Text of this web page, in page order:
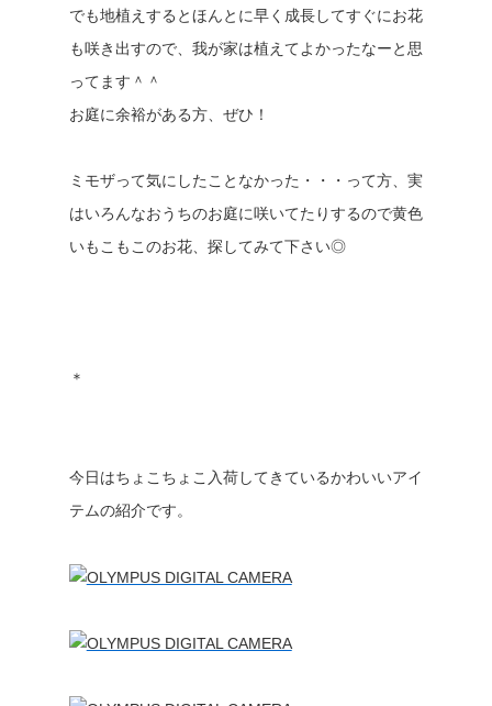
でも地植えするとほんとに早く成長してすぐにお花
も咲き出すので、我が家は植えてよかったなーと思
ってます＾＾
お庭に余裕がある方、ぜひ！
ミモザって気にしたことなかった・・・って方、実
はいろんなおうちのお庭に咲いてたりするので黄色
いもこもこのお花、探してみて下さい◎
＊
今日はちょこちょこ入荷してきているかわいいアイ
テムの紹介です。